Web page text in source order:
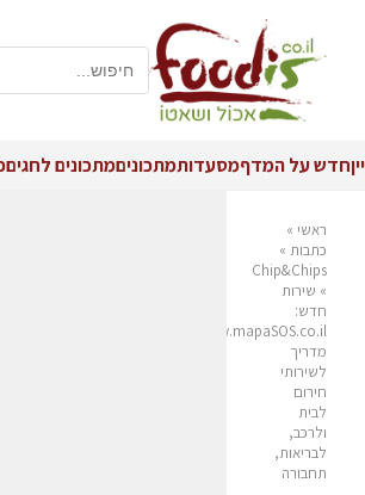
ייןחדש על המדףמסעדותמתכוניםמתכונים לחגים
ראשי »
כתבות »
Chip&Chips
» שירות
חדש:
www.mapaSOS.co.il
מדריך
לשירותי
חירום
לבית
ולרכב,
לבריאות,
תחבורה